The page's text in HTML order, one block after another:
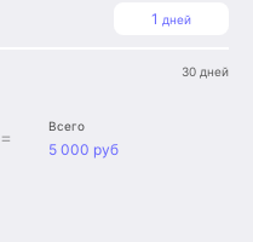
1 дней
30 дней
= Всего
5 000 руб